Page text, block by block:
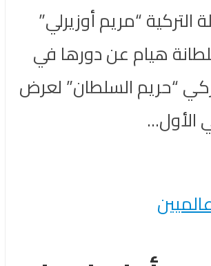
التركية “مريم أوزيرلي”
هيام عن دورها في
“حريم السلطان” لعرض
الأول...